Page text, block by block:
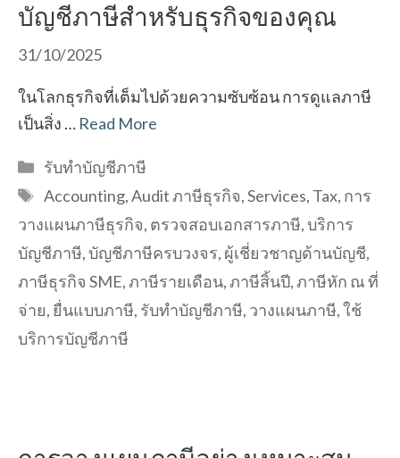
บัญชีภาษีสำหรับธุรกิจของคุณ
31/10/2025
ในโลกธุรกิจที่เต็มไปด้วยความซับซ้อน การดูแลภาษี
เป็นสิ่ง … Read More
Categories
รับทำบัญชีภาษี
Tags
Accounting,Audit ภาษีธุรกิจ,Services, Tax, การ
วางแผนภาษีธุรกิจ, ตรวจสอบเอกสารภาษี,บริการ
บัญชีภาษี,บัญชีภาษีครบวงจร, ผู้เชี่ยวชาญด้านบัญชี,
ภาษีธุรกิจ SME,ภาษีรายเดือน,ภาษีสิ้นปี,ภาษีหัก ณ ที่
จ่าย, ยื่นแบบภาษี, รับทำบัญชีภาษี, วางแผนภาษี,ใช้
บริการบัญชีภาษี